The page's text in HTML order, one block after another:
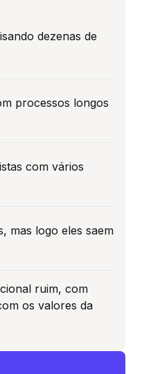
dezenas de
processos longos
com vários
mas logo eles saem
ruim, com
os valores da